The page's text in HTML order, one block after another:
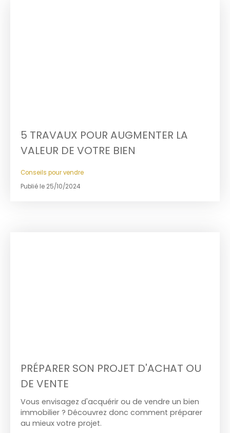
5 TRAVAUX POUR AUGMENTER LA
VALEUR DE VOTRE BIEN
Conseils pour vendre
Publié le 25/10/2024
PRÉPARER SON PROJET D'ACHAT OU
DE VENTE
Vous envisagez d'acquérir ou de vendre un bien
immobilier ? Découvrez donc comment préparer
au mieux votre projet.